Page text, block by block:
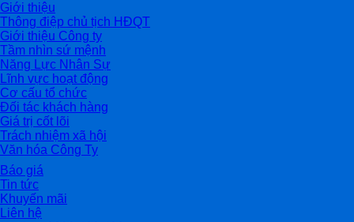
Giới thiệu
Thông điệp chủ tịch HĐQT
Giới thiệu Công ty
Tầm nhìn sứ mệnh
Năng Lực Nhân Sự
Lĩnh vực hoạt động
Cơ cấu tổ chức
Đối tác khách hàng
Giá trị cốt lõi
Trách nhiệm xã hội
Văn hóa Công Ty
Báo giá
Tin tức
Khuyến mãi
Liên hệ